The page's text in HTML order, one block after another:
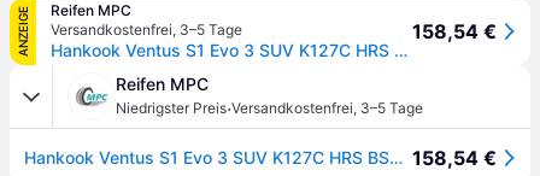
ANZEIGE
Reifen MPC
Versandkostenfrei, 3–5 Tage
Hankook Ventus S1 Evo 3 SUV K127C HRS BSW 235/45R19 95V
158,54 €
Reifen MPC
Niedrigster Preis·Versandkostenfrei, 3–5 Tage
Hankook Ventus S1 Evo 3 SUV K127C HRS BSW 235/45R19 95V 158,54 €